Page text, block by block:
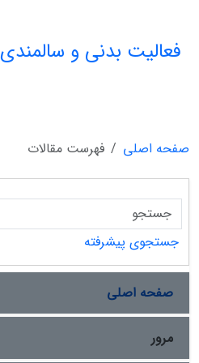
فعالیت بدنی و سالمندی
صفحه اصلی
فهرست مقالات
جستجوی پیشرفته
صفحه اصلی
مرور